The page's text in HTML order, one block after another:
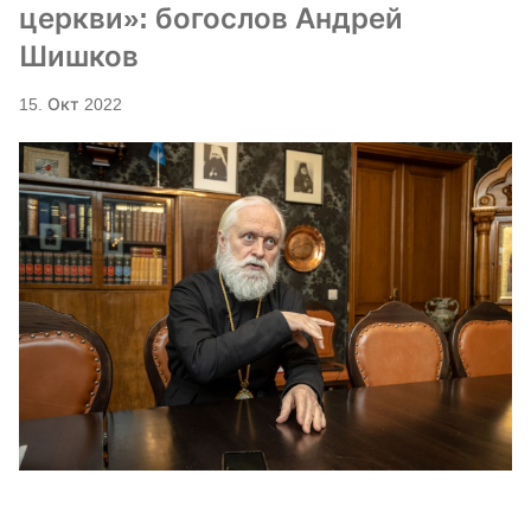
церкви»: богослов Андрей
Шишков
15. Окт 2022